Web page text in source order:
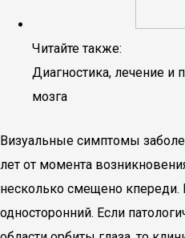
Читайте также:
Диагностика, лечение и
мозга
Визуальные симптомы
лет от момента
несколько смещено кпереди.
односторонний. Если